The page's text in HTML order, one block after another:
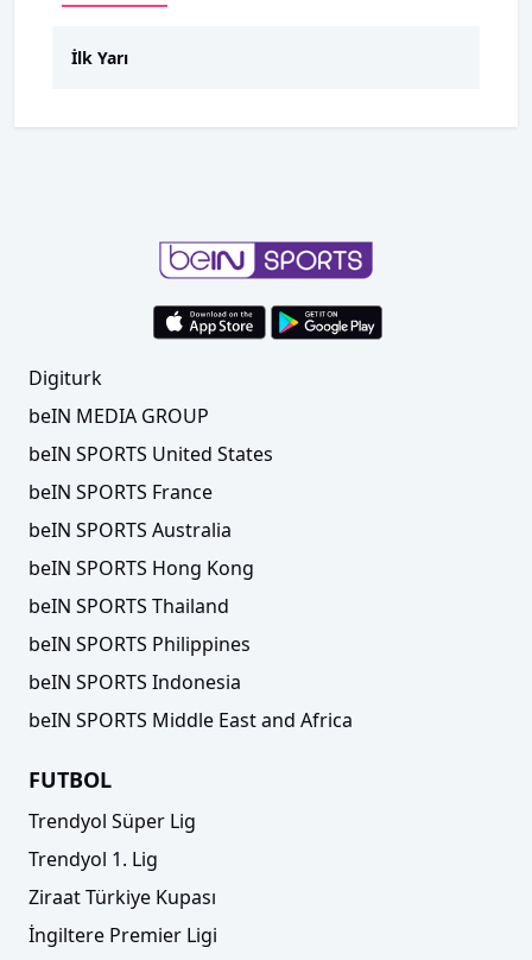
İlk Yarı
Digiturk
beIN MEDIA GROUP
beIN SPORTS United States
beIN SPORTS France
beIN SPORTS Australia
beIN SPORTS Hong Kong
beIN SPORTS Thailand
beIN SPORTS Philippines
beIN SPORTS Indonesia
beIN SPORTS Middle East and Africa
FUTBOL
Trendyol Süper Lig
Trendyol 1. Lig
Ziraat Türkiye Kupası
İngiltere Premier Ligi